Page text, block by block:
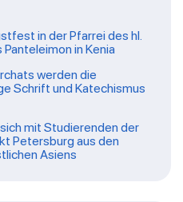
in der Pfarrei des hl.
in Kenia
werden die
Schrift und Katechismus
mit Studierenden der
Petersburg aus den
Asiens